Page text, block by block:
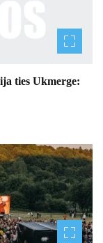
ties Ukmerge: